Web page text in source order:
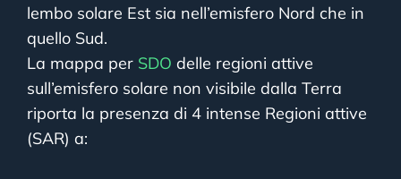
lembo solare Est sia nell’emisfero Nord che in
quello Sud.
La mappa per SDO delle regioni attive
sull’emisfero solare non visibile dalla Terra
riporta la presenza di 4 intense Regioni attive
(SAR) a: